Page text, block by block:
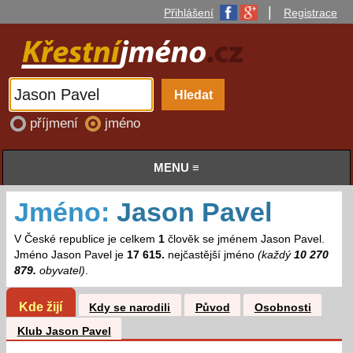
Přihlášení Registrace
příjmení jméno
MENU ≡
Jméno: Jason Pavel
V České republice je celkem 1člověk se jménem Jason Pavel.
Jméno Jason Pavel je 17 615. nejčastější jméno (každý 10 270
879. obyvatel).
Kde žijí Kdy se narodili Původ
Osobnosti
Klub Jason Pavel